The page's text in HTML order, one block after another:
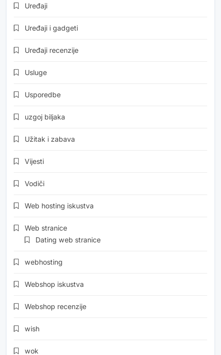
Uređaji
Uređaji i gadgeti
Uređaji recenzije
Usluge
Usporedbe
uzgoj biljaka
Užitak i zabava
Vijesti
Vodiči
Web hosting iskustva
Web stranice
Dating web stranice
webhosting
Webshop iskustva
Webshop recenzije
wish
wok